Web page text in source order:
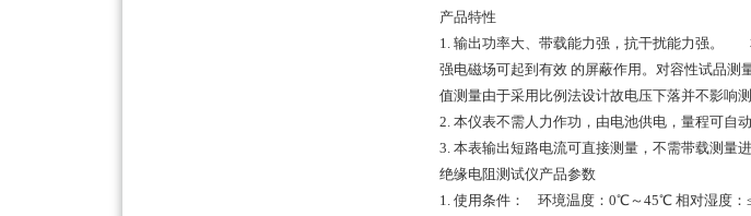
产品特性
1. 输出功率大、带载能力强，抗干扰能力强。
强电磁场可起到有效 的屏蔽作用。对容性试品
值测量由于采用比例法设计故电压下落并不影响测
2. 本仪表不需人力作功，由电池供电，量程可自
3. 本表输出短路电流可直接测量，不需带载测量进
绝缘电阻测试仪产品参数
1. 使用条件： 环境温度：0℃～45℃ 相对湿度：